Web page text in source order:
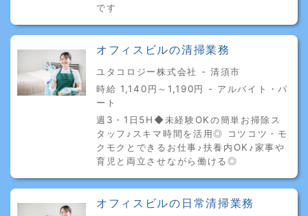
です
オフィスビルの清掃業務
ユタコロジー株式会社 - 清須市
時給 1,140円～1,190円 - アルバイト・パ
ート
週3・1日5H◆未経験OKの簡単お掃除ス
タッフ♪スキマ時間を活用◎ コツコツ・モ
クモクとできるお仕事♪扶養内OK♪家事や
育児と両立させながら働ける◎
オフィスビルの日常清掃業務